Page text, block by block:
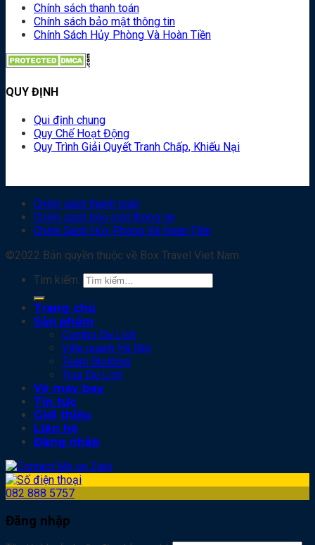
Chính sách thanh toán
Chính sách bảo mật thông tin
Chính Sách Hủy Phòng Và Hoàn Tiền
QUY ĐỊNH
Qui định chung
Quy Chế Hoạt Động
Quy Trình Giải Quyết Tranh Chấp, Khiếu Nại
Chính sách thanh toán
Chính sách bảo mật thông tin
Chính Sách Hủy Phòng Và Hoàn Tiền
©2022 Bản quyền thuộc về Box Travel Viet Nam
Tìm kiếm:
Trang chủ
Sản phẩm
Combo Du Lịch
Villa quanh Hà Nội
Team Building
Tour Du Lịch
Vé máy bay
Tin tức
Giới thiệu
Liên hệ
Đăng nhập
082 888 5757
Đăng nhập